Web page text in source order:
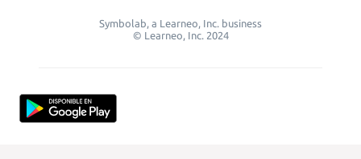
Symbolab, a Learneo, Inc. business
© Learneo, Inc. 2024